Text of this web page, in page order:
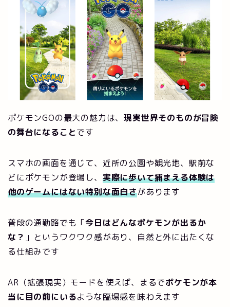
ポケモンGOの最大の魅力は、現実世界そのものが冒険
の舞台になることです
スマホの画面を通じて、近所の公園や観光地、駅前な
どにポケモンが登場し、 実際に歩いて捕まえる体験は
他のゲームにはない特別な面白さがあります
普段の通勤路でも「今日はどんなポケモンが出るか
な？ 」というワクワク感があり、自然と外に出たくな
る仕組みです
AR（拡張現実）モードを使えば、まるでポケモンが本
当に目の前にいるような臨場感を味わえます